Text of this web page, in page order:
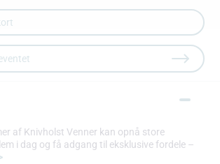
af Knivholst Venner kan opnå store
i dag og få adgang til eksklusive fordele –